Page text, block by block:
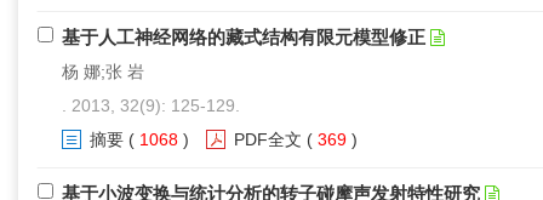
基于人工神经网络的藏式结构有限元模型修正
杨 娜;张 岩
. 2013, 32(9): 125-129.
摘要 ( 1068 ) PDF全文 ( 369 )
基于小波变换与统计分析的转子碰摩声发射特性研究